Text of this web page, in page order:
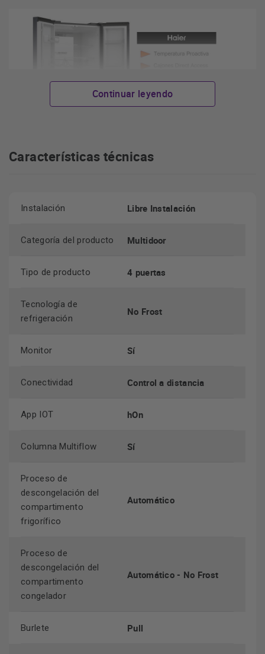
Continuar leyendo
Características técnicas
Instalación Libre Instalación
Categoría del producto Multidoor
Tipo de producto 4 puertas
Tecnología de
refrigeración
No Frost
Monitor Sí
Conectividad Control a distancia
App IOT hOn
Columna Multiflow Sí
Proceso de
descongelación del
compartimento
frigorífico
Automático
Proceso de
descongelación del
compartimento
congelador
Automático - No Frost
Burlete Pull